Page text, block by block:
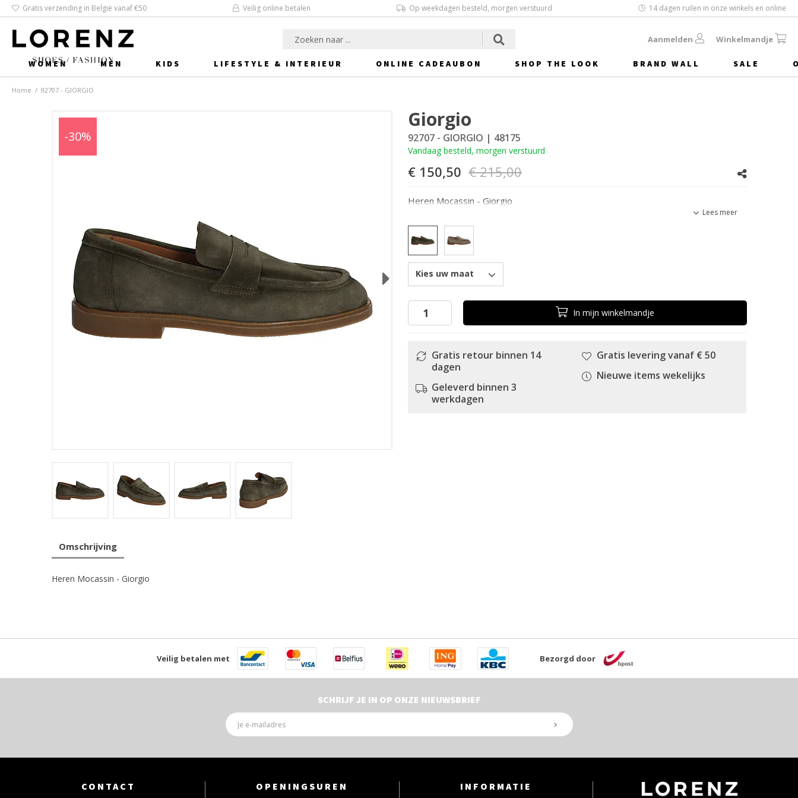
Gratis verzending in België vanaf €50 Veilig online betalen Op weekdagen besteld, morgen verstuurd 14 dagen ruilen in onze winkels en online
Aanmelden Winkelmandje
WOMEN MEN KIDS LIFESTYLE & INTERIEUR ONLINE CADEAUBON SHOP THE LOOK BRAND WALL SALE
Home / 92707 - GIORGIO
-30%
Next
Giorgio
92707 - GIORGIO | 48175
Vandaag besteld, morgen verstuurd
€ 215,00
€ 150,50
Heren Mocassin - Giorgio
Lees meer
Kies uw maat
In mijn winkelmandje
Gratis retour binnen 14
dagen
Geleverd binnen 3
werkdagen
Gratis levering vanaf € 50
Nieuwe items wekelijks
Omschrijving
Heren Mocassin - Giorgio
Veilig betalen met Bezorgd door
SCHRIJF JE IN OP ONZE NIEUWSBRIEF
CONTACT OPENINGSUREN INFORMATIE